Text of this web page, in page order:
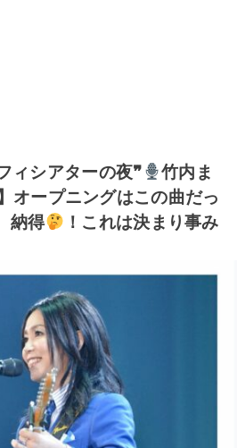
ィシアターの夜❞
竹内ま
オープニングはこの曲だっ
納得
！これは決まり事み